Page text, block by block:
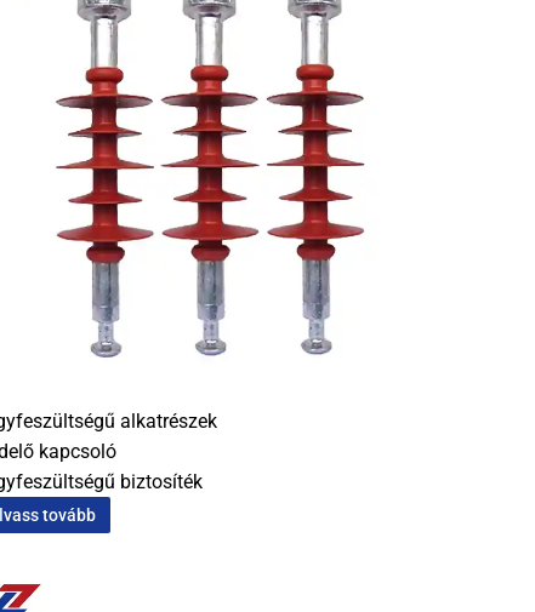
alkatrészek
kapcsoló
biztosíték
tovább